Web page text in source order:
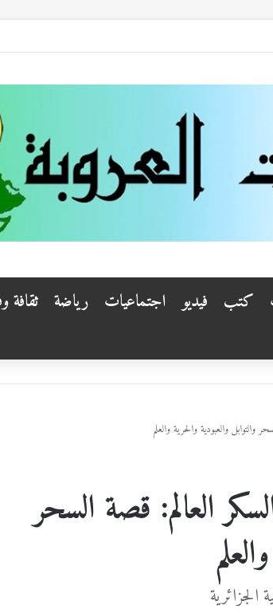
كتب فيديو اجتماعيات رياضة ثقافة
والعبودية والحرية والعلم
العالم: قصة السحر